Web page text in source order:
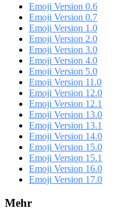
Emoji Version 0.6
Emoji Version 0.7
Emoji Version 1.0
Emoji Version 2.0
Emoji Version 3.0
Emoji Version 4.0
Emoji Version 5.0
Emoji Version 11.0
Emoji Version 12.0
Emoji Version 12.1
Emoji Version 13.0
Emoji Version 13.1
Emoji Version 14.0
Emoji Version 15.0
Emoji Version 15.1
Emoji Version 16.0
Emoji Version 17.0
Mehr